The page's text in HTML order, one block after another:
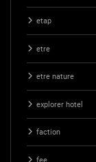
etap
etre
etre nature
explorer hotel
faction